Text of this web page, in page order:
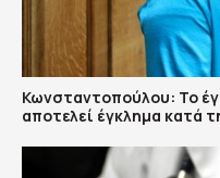
Κωνσταντοπούλου: Το
αποτελεί έγκλημα κατά